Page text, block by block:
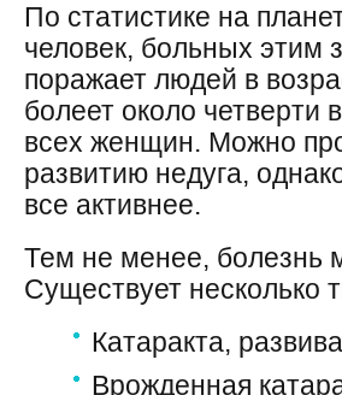
По статистике на
человек, больных этим
поражает людей в
болеет около
всех женщин. Можно
развитию недуга,
все активнее.
Тем не менее, болезнь
Существует несколько
Катаракта,
Врожденная